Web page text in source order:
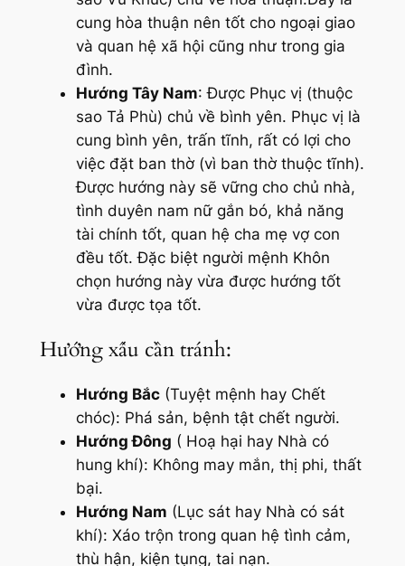
cung hòa thuận nên tốt cho ngoại giao
và quan hệ xã hội cũng như trong gia
đình.
Hướng Tây Nam: Được Phục vị (thuộc
sao Tả Phù) chủ về bình yên. Phục vị là
cung bình yên, trấn tĩnh, rất có lợi cho
việc đặt ban thờ (vì ban thờ thuộc tĩnh).
Được hướng này sẽ vững cho chủ nhà,
tình duyên nam nữ gắn bó, khả năng
tài chính tốt, quan hệ cha mẹ vợ con
đều tốt. Đặc biệt người mệnh Khôn
chọn hướng này vừa được hướng tốt
vừa được tọa tốt.
Hướng xấu cần tránh:
Hướng Bắc(Tuyệt mệnh hay Chết
chóc): Phá sản, bệnh tật chết người.
Hướng Đông ( Hoạ hại hay Nhà có
hung khí): Không may mắn, thị phi, thất
bại.
Hướng Nam (Lục sát hay Nhà có sát
khí): Xáo trộn trong quan hệ tình cảm,
thù hận, kiện tụng, tai nạn.